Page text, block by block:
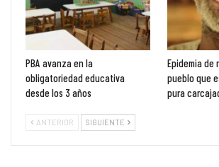
PBA avanza en la
obligatoriedad educativa
desde los 3 años
Epidemia de
pueblo que
pura
ANTERIOR SIGUIENTE